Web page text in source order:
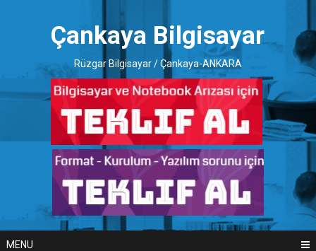
Çankaya Bilgisayar
Rüzgar Bilgisayar / Çankaya-ANKARA
MENU